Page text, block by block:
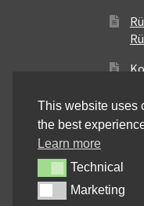
This website uses
the best
Learn more
TechnicalTechnical
MarketingMarketing